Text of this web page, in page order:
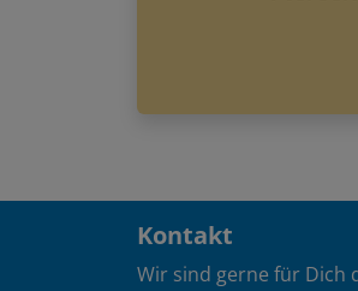
Kontakt
Wir sind gerne für Dich